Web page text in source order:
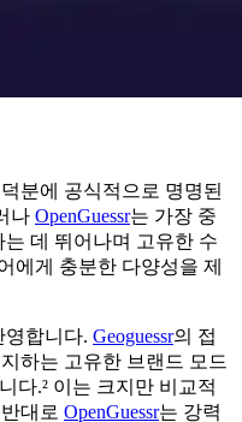
분에 공식적으로 명명된
나 OpenGuessr는 가장 중
데 뛰어나며 고유한 수
에게 충분한 다양성을 제
영합니다. Geoguessr의 접
하는 고유한 브랜드 모드
다.² 이는 크지만 비교적
대로 OpenGuessr는 강력